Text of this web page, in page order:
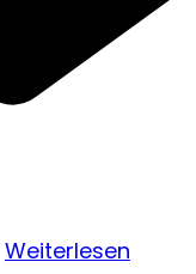
Weiterlesen